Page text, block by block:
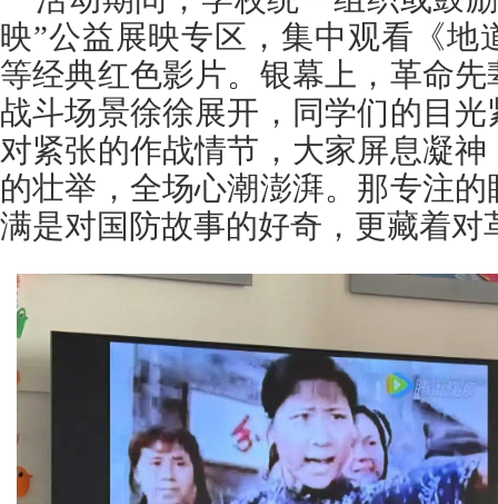
映”公益展映专区，集中观看《地
等经典红色影片。银幕上，革命
战斗场景徐徐展开，同学们的目
对紧张的作战情节，大家屏息凝
的壮举，全场心潮澎湃。那专注
满是对国防故事的好奇，更藏着对